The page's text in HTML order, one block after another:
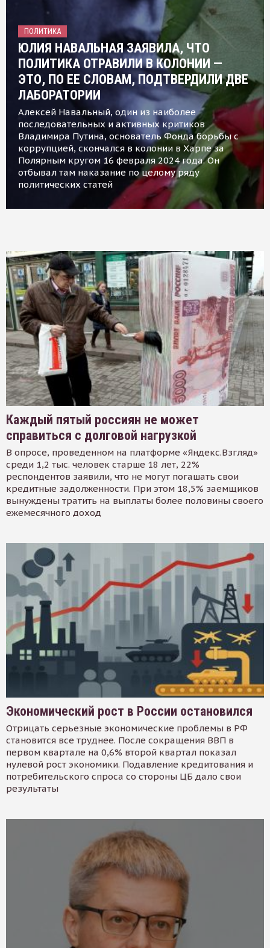
ПОЛИТИКА
ЮЛИЯ НАВАЛЬНАЯ ЗАЯВИЛА, ЧТО
ПОЛИТИКА ОТРАВИЛИ В КОЛОНИИ —
ЭТО, ПО ЕЕ СЛОВАМ, ПОДТВЕРДИЛИ ДВЕ
ЛАБОРАТОРИИ
Алексей Навальный, один из наиболее
последовательных и активных критиков
Владимира Путина, основатель Фонда борьбы с
коррупцией, скончался в колонии в Харпе за
Полярным кругом 16 февраля 2024 года. Он
отбывал там наказание по целому ряду
политических статей
Каждый пятый россиян не может
справиться с долговой нагрузкой
В опросе, проведенном на платформе «Яндекс.Взгляд»
среди 1,2 тыс. человек старше 18 лет, 22%
респондентов заявили, что не могут погашать свои
кредитные задолженности. При этом 18,5% заемщиков
вынуждены тратить на выплаты более половины своего
ежемесячного доход
Экономический рост в России остановился
Отрицать серьезные экономические проблемы в РФ
становится все труднее. После сокращения ВВП в
первом квартале на 0,6% второй квартал показал
нулевой рост экономики. Подавление кредитования и
потребительского спроса со стороны ЦБ дало свои
результаты